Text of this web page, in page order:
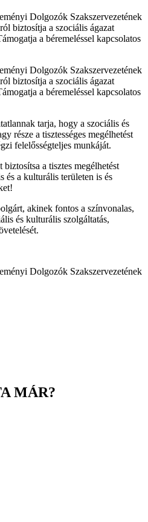
Dolgozók Szakszervezetének
biztosítja a szociális ágazat
a béremeléssel kapcsolatos
Dolgozók Szakszervezetének
biztosítja a szociális ágazat
a béremeléssel kapcsolatos
tarja, hogy a szociális és
része a tisztességes megélhetést
felelősségteljes munkáját.
a tisztes megélhetést
és a kulturális területen is és
akinek fontos a színvonalas,
és kulturális szolgáltatás,
Dolgozók Szakszervezetének
MÁR?